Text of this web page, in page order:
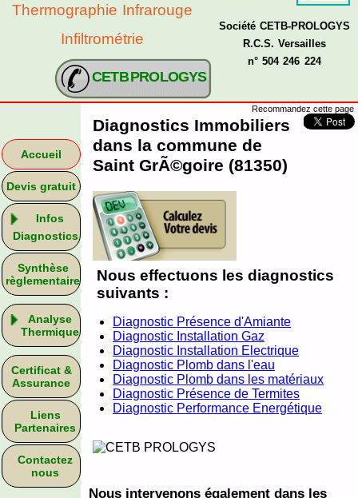
Thermographie Infrarouge
Infiltrométrie
Société CETB-PROLOGYS
R.C.S. Versailles
n° 504 246 224
CETB PROLOGYS
Accueil
Devis gratuit
Infos
Diagnostics
Synthèse
règlementaire
Analyse
Thermique
Certificat &
Assurance
Liens
Partenaires
Contactez
nous
Recommandez cette page
Diagnostics Immobiliers
dans la commune de
Saint GrÃ©goire (81350)
Nous effectuons les diagnostics
suivants :
Diagnostic Présence d'Amiante
Diagnostic Installation Gaz
Diagnostic Installation Electrique
Diagnostic Plomb dans l'eau
Diagnostic Plomb dans les matériaux
Diagnostic Présence de Termites
Diagnostic Performance Energétique
Nous intervenons également dans les